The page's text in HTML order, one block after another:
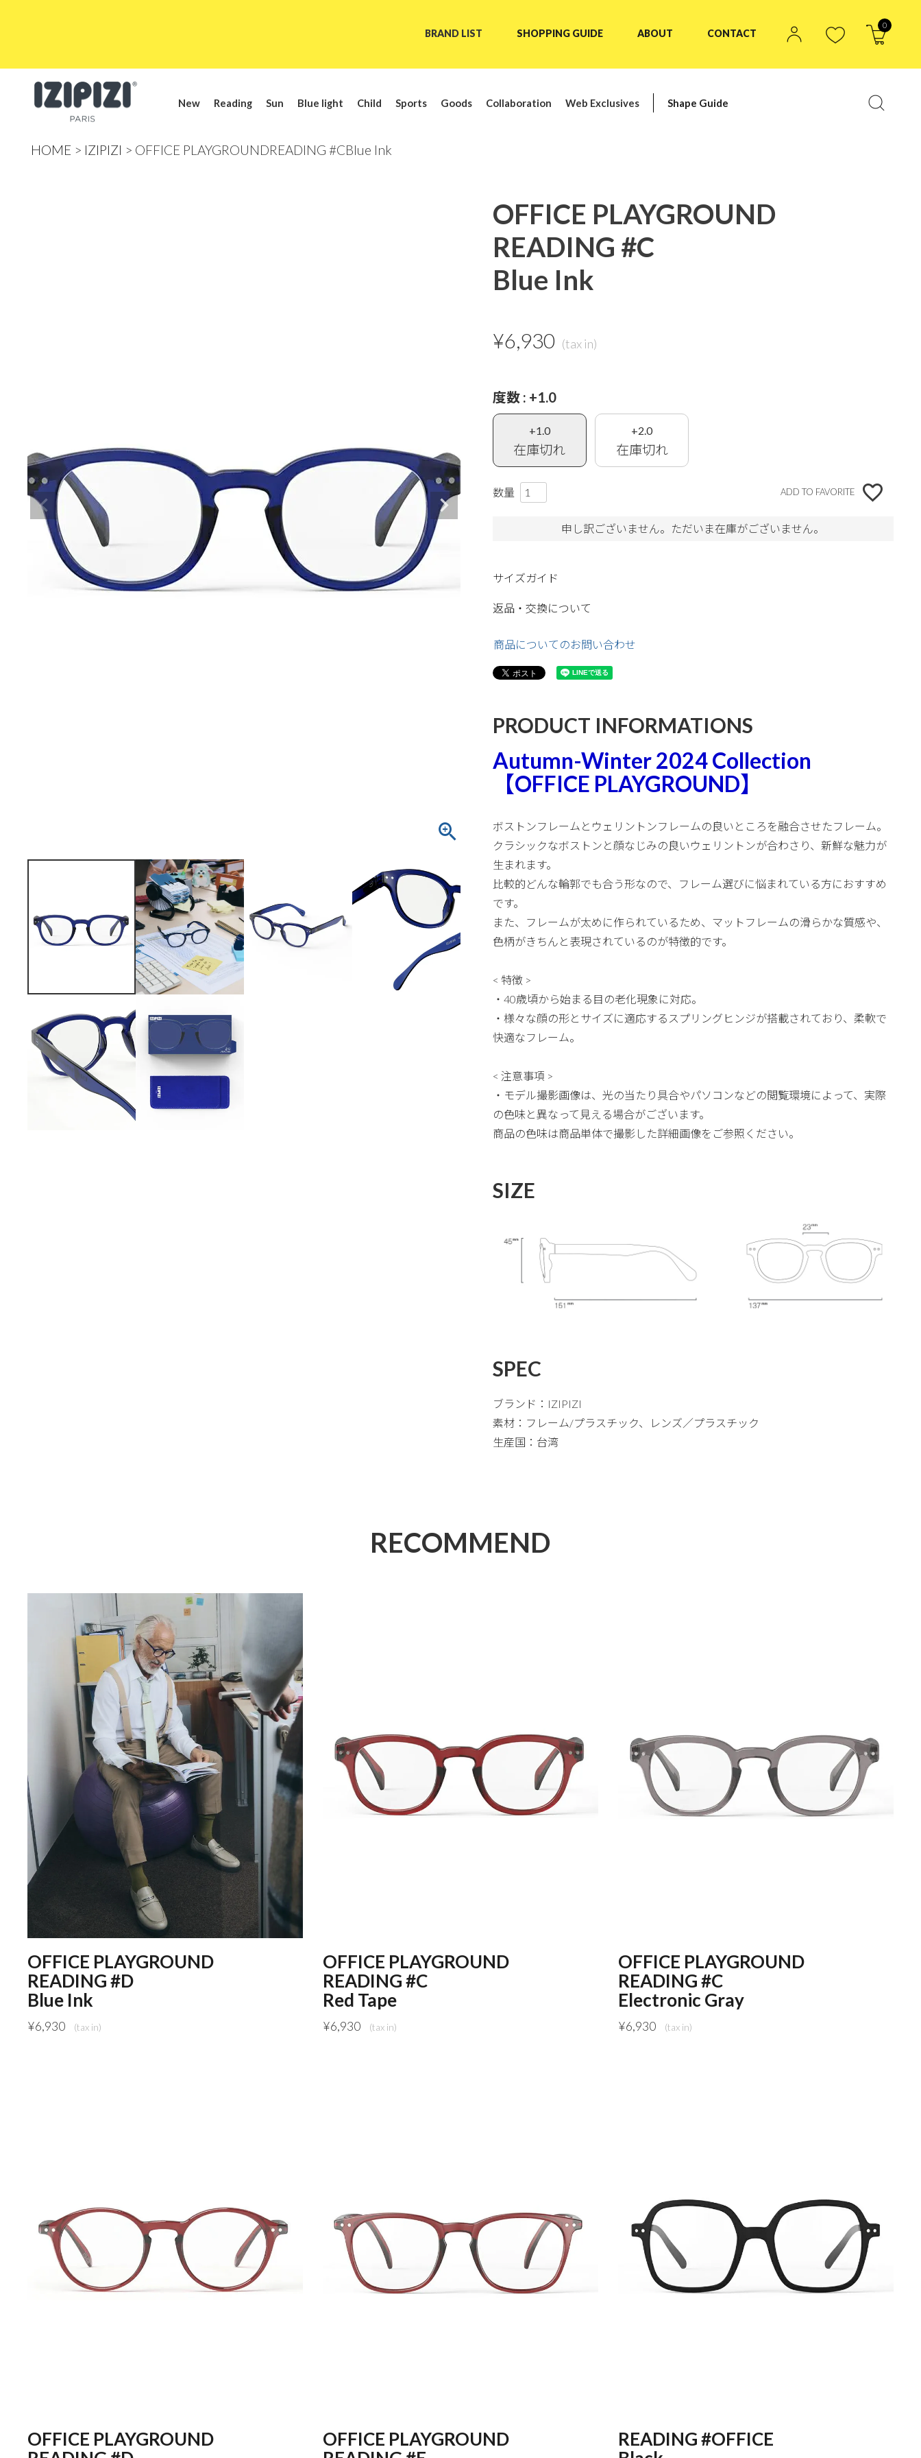
BRAND LIST SHOPPING GUIDE ABOUT CONTACT
0
New Reading Sun Blue light Child Sports Goods Collaboration Web Exclusives Shape Guide
HOME IZIPIZI OFFICE PLAYGROUNDREADING #CBlue Ink
OFFICE PLAYGROUND
READING #C
Blue Ink
¥6,930
度数 +1.0
+1.0
在庫切れ
+2.0
在庫切れ
ADD TO FAVORITE
申し訳ございません。ただいま在庫がございません。
サイズガイド
返品・交換について
商品についてのお問い合わせ
PRODUCT INFORMATIONS
Autumn-Winter 2024 Collection
【OFFICE PLAYGROUND】
ボストンフレームとウェリントンフレームの良いところを融合させたフレーム。
クラシックなボストンと顔なじみの良いウェリントンが合わさり、新鮮な魅力が
生まれます。
比較的どんな輪郭でも合う形なので、フレーム選びに悩まれている方におすすめ
です。
また、フレームが太めに作られているため、マットフレームの滑らかな質感や、
色柄がきちんと表現されているのが特徴的です。
< 特徴 >
・40歳頃から始まる目の老化現象に対応。
・様々な顔の形とサイズに適応するスプリングヒンジが搭載されており、柔軟で
快適なフレーム。
< 注意事項 >
・モデル撮影画像は、光の当たり具合やパソコンなどの閲覧環境によって、実際
の色味と異なって見える場合がございます。
商品の色味は商品単体で撮影した詳細画像をご参照ください。
SIZE
SPEC
ブランド：IZIPIZI
素材：フレーム/プラスチック、レンズ／プラスチック
生産国：台湾
RECOMMEND
OFFICE PLAYGROUND
READING #D
Blue Ink
¥6,930
OFFICE PLAYGROUND
READING #C
Red Tape
¥6,930
OFFICE PLAYGROUND
READING #C
Electronic Gray
¥6,930
OFFICE PLAYGROUND
OFFICE PLAYGROUND
READING #OFFICE